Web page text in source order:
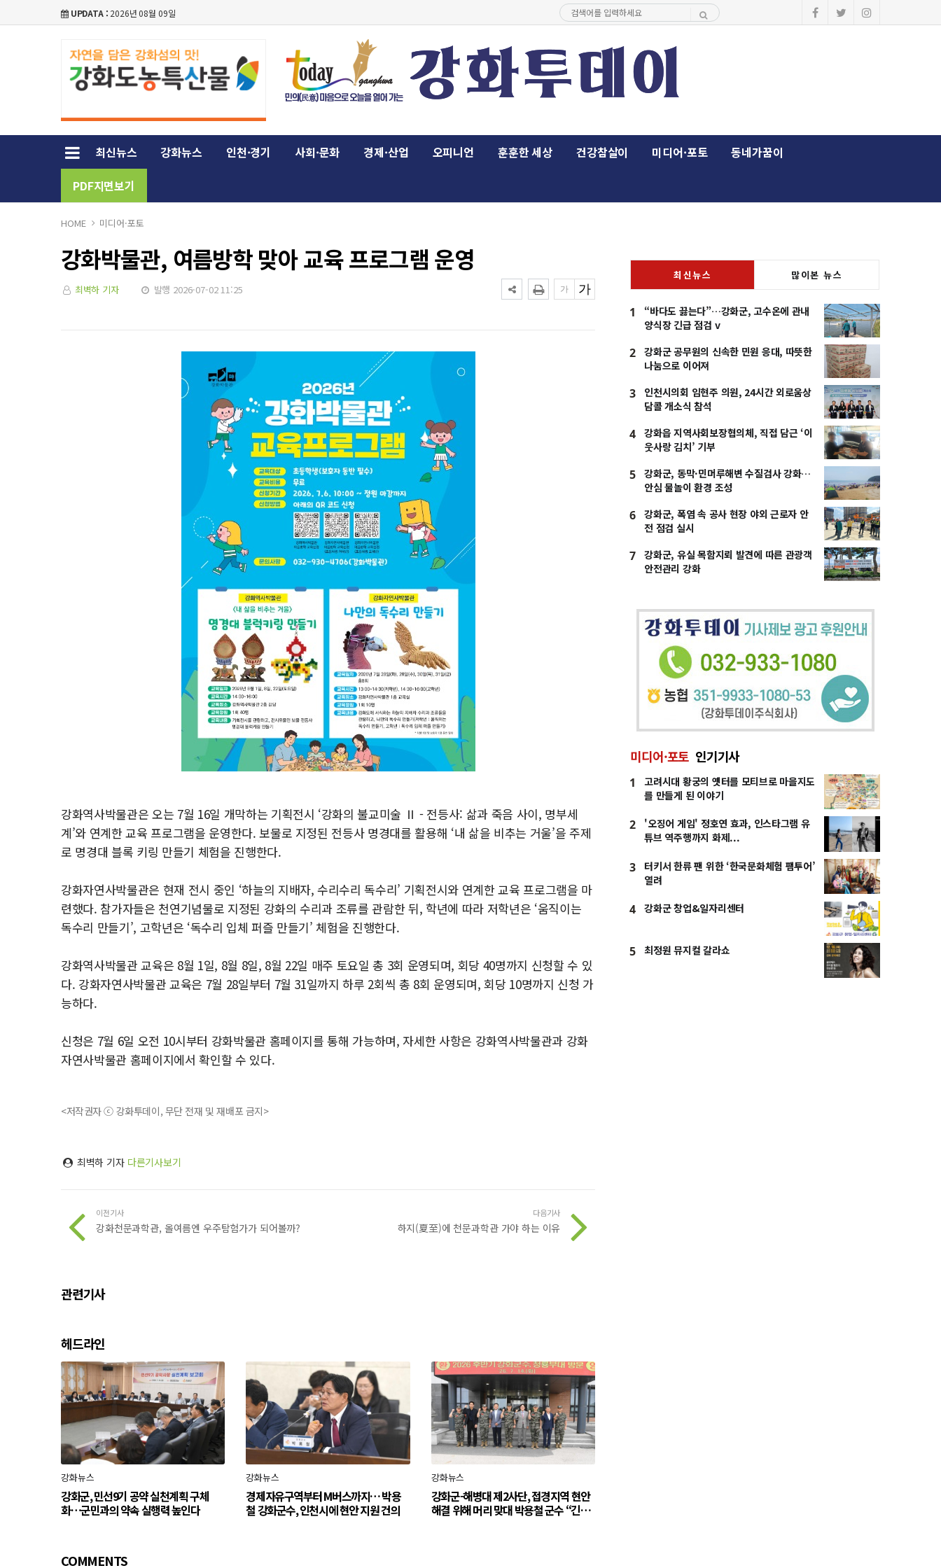
UPDATA : 2026년 08월 09일
최신뉴스 강화뉴스 인천·경기 사회·문화 경제·산업 오피니언 훈훈한 세상 건강참살이 미디어·포토
동네가꿈이
PDF지면보기
HOME 미디어·포토
강화박물관, 여름방학 맞아 교육 프로그램 운영
최벽하 기자 발행 2026-07-02 11:25
강화역사박물관은 오는 7월 16일 개막하는 기획전시 ‘강화의 불교미술 Ⅱ - 전등사: 삶과 죽음 사이, 명부세
계’와 연계한 교육 프로그램을 운영한다. 보물로 지정된 전등사 명경대를 활용해 ‘내 삶을 비추는 거울’을 주제
로 명경대 블록 키링 만들기 체험을 진행한다.
강화자연사박물관은 현재 전시 중인 ‘하늘의 지배자, 수리수리 독수리’ 기획전시와 연계한 교육 프로그램을 마
련했다. 참가자들은 천연기념물로 지정된 강화의 수리과 조류를 관람한 뒤, 학년에 따라 저학년은 ‘움직이는
독수리 만들기’, 고학년은 ‘독수리 입체 퍼즐 만들기’ 체험을 진행한다.
강화역사박물관 교육은 8월 1일, 8월 8일, 8월 22일 매주 토요일 총 3회 운영되며, 회당 40명까지 신청할 수 있
다. 강화자연사박물관 교육은 7월 28일부터 7월 31일까지 하루 2회씩 총 8회 운영되며, 회당 10명까지 신청 가
능하다.
신청은 7월 6일 오전 10시부터 강화박물관 홈페이지를 통해 가능하며, 자세한 사항은 강화역사박물관과 강화
자연사박물관 홈페이지에서 확인할 수 있다.
<저작권자 ⓒ 강화투데이, 무단 전재 및 재배포 금지>
최벽하 기자 다른기사보기
이전기사
강화천문과학관, 올여름엔 우주탐험가가 되어볼까?
다음기사
하지(夏至)에 천문과학관 가야 하는 이유
관련기사
헤드라인
강화뉴스
강화군, 민선9기 공약 실천계획 구체
화…군민과의 약속 실행력 높인다
강화뉴스
경제자유구역부터 M버스까지… 박용
철 강화군수, 인천시에 현안 지원 건의
강화뉴스
강화군-해병대 제2사단, 접경지역 현안
해결 위해 머리 맞대 박용철 군수 “긴밀
COMMENTS
최신뉴스 많이본 뉴스
1
“바다도 끓는다”…강화군, 고수온에 관내
양식장 긴급 점검 v
2
강화군 공무원의 신속한 민원 응대, 따뜻한
나눔으로 이어져
3
인천시의회 임현주 의원, 24시간 외로움상
담콜 개소식 참석
4
강화읍 지역사회보장협의체, 직접 담근 ‘이
웃사랑 김치’ 기부
5
강화군, 동막·민머루해변 수질검사 강화…
안심 물놀이 환경 조성
6
강화군, 폭염 속 공사 현장 야외 근로자 안
전 점검 실시
7
강화군, 유실 목함지뢰 발견에 따른 관광객
안전관리 강화
미디어·포토 인기기사
1
고려시대 황궁의 옛터를 모티브로 마을지도
를 만들게 된 이야기
2
'오징어 게임' 정호연 효과, 인스타그램 유
튜브 역주행까지 화제...
3
터키서 한류 팬 위한 ‘한국문화체험 팸투어’
열려
4 강화군 창업&일자리센터
5 최정원 뮤지컬 갈라쇼